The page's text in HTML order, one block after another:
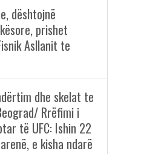
dështojnë
prishet
Asllanit te
dhe skelat te
Rrëfimi i
të UFC: Ishin 22
e kisha ndarë